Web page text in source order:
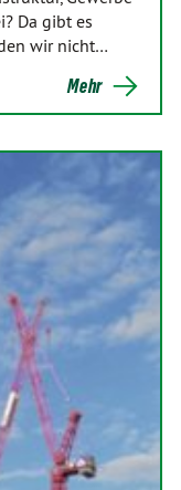
Da gibt es
wir nicht…
Mehr